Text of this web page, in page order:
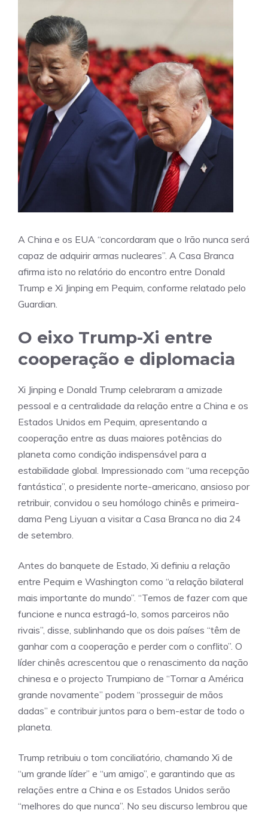
A China e os EUA “concordaram que o Irão nunca será
capaz de adquirir armas nucleares”. A Casa Branca
afirma isto no relatório do encontro entre Donald
Trump e Xi Jinping em Pequim, conforme relatado pelo
Guardian.
O eixo Trump-Xi entre
cooperação e diplomacia
Xi Jinping e Donald Trump celebraram a amizade
pessoal e a centralidade da relação entre a China e os
Estados Unidos em Pequim, apresentando a
cooperação entre as duas maiores potências do
planeta como condição indispensável para a
estabilidade global. Impressionado com “uma recepção
fantástica”, o presidente norte-americano, ansioso por
retribuir, convidou o seu homólogo chinês e primeira-
dama Peng Liyuan a visitar a Casa Branca no dia 24
de setembro.
Antes do banquete de Estado, Xi definiu a relação
entre Pequim e Washington como “a relação bilateral
mais importante do mundo”. “Temos de fazer com que
funcione e nunca estragá-lo, somos parceiros não
rivais”, disse, sublinhando que os dois países “têm de
ganhar com a cooperação e perder com o conflito”. O
líder chinês acrescentou que o renascimento da nação
chinesa e o projecto Trumpiano de “Tornar a América
grande novamente” podem “prosseguir de mãos
dadas” e contribuir juntos para o bem-estar de todo o
planeta.
Trump retribuiu o tom conciliatório, chamando Xi de
“um grande líder” e “um amigo”, e garantindo que as
relações entre a China e os Estados Unidos serão
“melhores do que nunca”. No seu discurso lembrou que